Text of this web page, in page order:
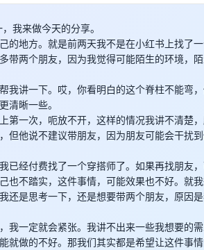
我来做今天的分享。
的地方。就是前两天我不是在小红书上找了
带两个朋友，因为我觉得可能陌生的环境，
我讲一下。哎，你看明白的这个脊柱不能弯
清晰一些。
第一次，呃放不开，这样的情况我讲不清楚
但他说不建议带朋友，因为朋友可能会干扰
已经付费找了一个穿搭师了。如果再找朋友
也不踏实，这件事情，可能效果也不好。就
还是思考一下，还是想要带两个朋友，原因
我一定就会紧张。我讲不出来一些我想要的
就做的不好。那我们其实都是希望让这件事